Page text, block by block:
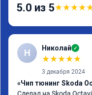
5.0 из 5★★★★
Н Николай ✓
★★★★★
3 декабря 2024
«Чип тюнинг Skoda
Сделал на Skoda